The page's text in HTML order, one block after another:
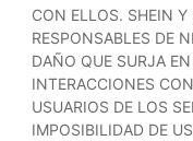
CON ELLOS. SHEIN
RESPONSABLES DE
DAÑO QUE SURJA
INTERACCIONES
USUARIOS DE LOS
IMPOSIBILIDAD DE